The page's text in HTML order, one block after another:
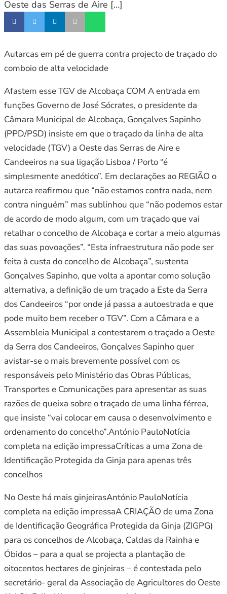
Oeste das Serras de Aire […]
Autarcas em pé de guerra contra projecto de traçado do
comboio de alta velocidade
Afastem esse TGV de Alcobaça COM A entrada em
funções Governo de José Sócrates, o presidente da
Câmara Municipal de Alcobaça, Gonçalves Sapinho
(PPD/PSD) insiste em que o traçado da linha de alta
velocidade (TGV) a Oeste das Serras de Aire e
Candeeiros na sua ligação Lisboa / Porto “é
simplesmente anedótico”. Em declarações ao REGIÃO o
autarca reafirmou que “não estamos contra nada, nem
contra ninguém” mas sublinhou que “não podemos estar
de acordo de modo algum, com um traçado que vai
retalhar o concelho de Alcobaça e cortar a meio algumas
das suas povoações”. “Esta infraestrutura não pode ser
feita à custa do concelho de Alcobaça”, sustenta
Gonçalves Sapinho, que volta a apontar como solução
alternativa, a definição de um traçado a Este da Serra
dos Candeeiros “por onde já passa a autoestrada e que
pode muito bem receber o TGV”. Com a Câmara e a
Assembleia Municipal a contestarem o traçado a Oeste
da Serra dos Candeeiros, Gonçalves Sapinho quer
avistar-se o mais brevemente possível com os
responsáveis pelo Ministério das Obras Públicas,
Transportes e Comunicações para apresentar as suas
razões de queixa sobre o traçado de uma linha férrea,
que insiste “vai colocar em causa o desenvolvimento e
ordenamento do concelho”.António PauloNotícia
completa na edição impressaCríticas a uma Zona de
Identificação Protegida da Ginja para apenas três
concelhos
No Oeste há mais ginjeirasAntónio PauloNotícia
completa na edição impressaA CRIAÇÃO de uma Zona
de Identificação Geográfica Protegida da Ginja (ZIGPG)
para os concelhos de Alcobaça, Caldas da Rainha e
Óbidos – para a qual se projecta a plantação de
oitocentos hectares de ginjeiras – é contestada pelo
secretário- geral da Associação de Agricultores do Oeste